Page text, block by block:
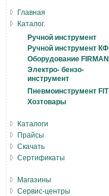
Главная
Каталог.
Ручной инструмент
Ручной инструмент КФ
Оборудование FIRMAN
Электро- бензо-
инструмент
Пневмоинструмент FIT
Хозтовары
Каталоги
Прайсы
Скачать
Сертификаты
Магазины
Сервис-центры